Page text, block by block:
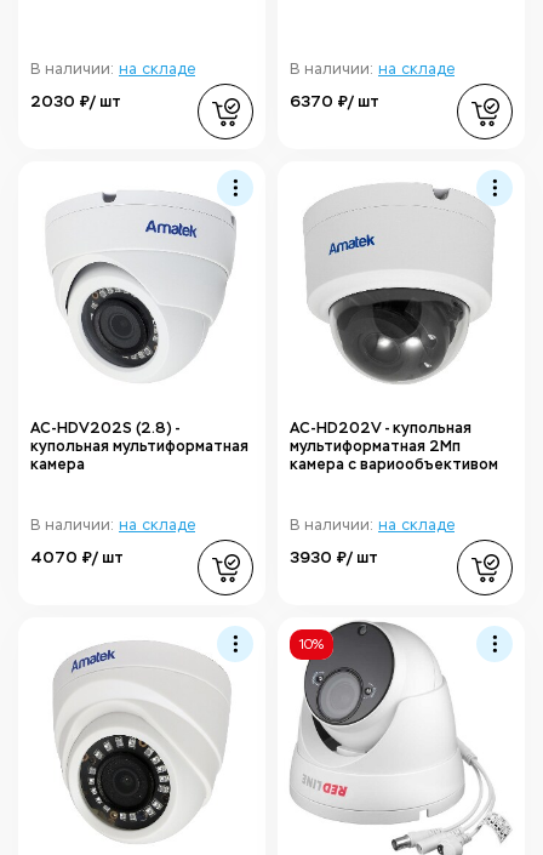
В наличии: на складе
2030 ₽/ шт
В наличии: на складе
6370 ₽/ шт
AC-HDV202S (2.8) -
купольная мультиформатная
камера
В наличии: на складе
4070 ₽/ шт
AC-HD202V - купольная
мультиформатная 2Мп
камера с вариообъективом
В наличии: на складе
3930 ₽/ шт
10%